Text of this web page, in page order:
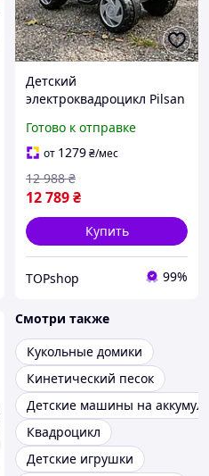
Детский
электроквадроцикл Pilsan
квадроцикл на
аккумуляторе с фарами и
музыкой
Готово к отправке
от 1279₴/мес
12 789₴
12 988 ₴
Купить
TOPshop 99%
Смотри также
Кукольные домики
Кинетический песок
Детские машины на
Квадроцикл
Детские игрушки